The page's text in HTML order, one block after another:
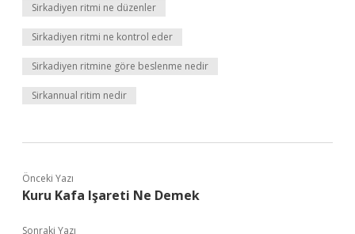
Sirkadiyen ritmi ne düzenler
Sirkadiyen ritmi ne kontrol eder
Sirkadiyen ritmine göre beslenme nedir
Sirkannual ritim nedir
Önceki Yazı
Kuru Kafa Işareti Ne Demek
Sonraki Yazı